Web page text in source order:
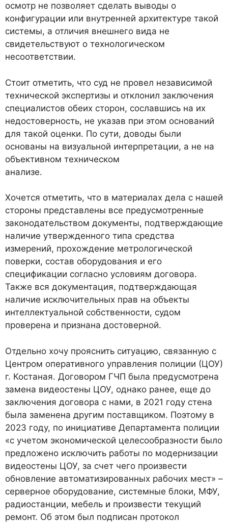
осмотр не позволяет сделать выводы о
конфигурации или внутренней архитектуре такой
системы, а отличия внешнего вида не
свидетельствуют о технологическом
несоответствии.
Стоит отметить, что суд не провел независимой
технической экспертизы и отклонил заключения
специалистов обеих сторон, сославшись на их
недостоверность, не указав при этом оснований
для такой оценки. По сути, доводы были
основаны на визуальной интерпретации, а не на
объективном техническом
анализе.
Хочется отметить, что в материалах дела с нашей
стороны представлены все предусмотренные
законодательством документы, подтверждающие
наличие утвержденного типа средства
измерений, прохождение метрологической
поверки, состав оборудования и его
спецификации согласно условиям договора.
Также вся документация, подтверждающая
наличие исключительных прав на объекты
интеллектуальной собственности, судом
проверена и признана достоверной.
Отдельно хочу прояснить ситуацию, связанную с
Центром оперативного управления полиции (ЦОУ)
г. Костаная. Договором ГЧП была предусмотрена
замена видеостены ЦОУ, однако ранее, еще до
заключения договора с нами, в 2021 году стена
была заменена другим поставщиком. Поэтому в
2023 году, по инициативе Департамента полиции
«с учетом экономической целесообразности было
предложено исключить работы по модернизации
видеостены ЦОУ, за счет чего произвести
обновление автоматизированных рабочих мест» –
серверное оборудование, системные блоки, МФУ,
радиостанции, мебель и произвести текущий
ремонт. Об этом был подписан протокол